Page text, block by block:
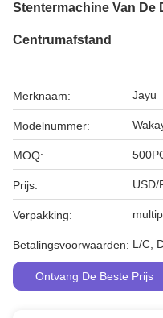
Stentermachine Van De
Centrumafstand
Merknaam: Jayu
Modelnummer:
MOQ:
Prijs: USD/
Verpakking:
Betalingsvoorwaarden: L/C,
Ontvang De Beste Prijs